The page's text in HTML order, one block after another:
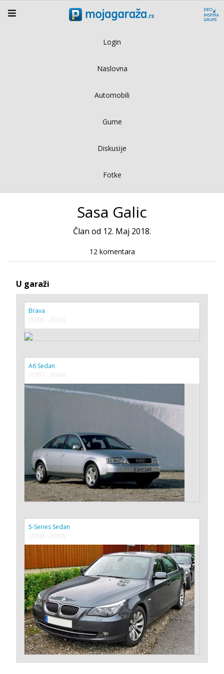
Login
Naslovna
Automobili
Gume
Diskusije
Fotke
Sasa Galic
Član od 12. Maj 2018.
12 komentara
U garaži
Brava
(1995 - 2002)
A6 Sedan
(1997 - 2004)
5-Series Sedan
(2003 - 2010)